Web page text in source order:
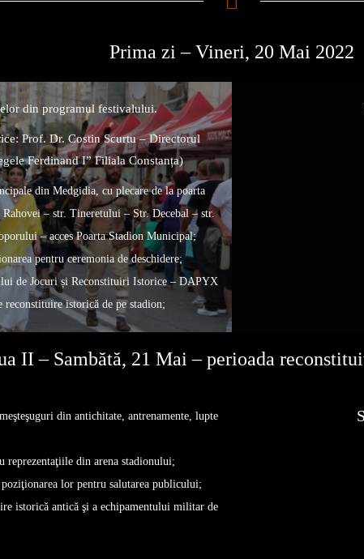
Prima zi – Vineri, 20 Mai 2022
din programul festivalului.
Prof. Dr. Costin Scurtu – Directorul
Ferdinand I” Filiala Constanța)
din Medgidia, cu plecare de la poarta
– str. Tineretului – Str. Decebal – str.
– acces Poarta Stadion Municipal;
pentru ceremonia de deschidere;
de Jocuri și Reconstituiri Istorice – DAPYX
reconstituire istorică de pe stadion;
II – Sambătă, 21 Mai – perioada
din antichitate, antrenamente, lupte
reprezentaţiile din arena stadionului;
lor pentru salutarea publicului;
istorică antică şi a echipamentului militar de